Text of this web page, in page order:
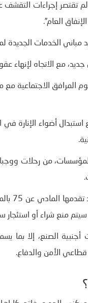
لم تقتصر إجراءات
العام”.
3 سنوات، باستثناء المتعلقة بمخاطر
مع الاتجاه لإنهاء
الاجتماعية مع
أضواء الإنارة
من رحلات ووجبات،
منع شراء أو استئجار
الصنع، إلا بما
قطاعي الأمن والدفاع.